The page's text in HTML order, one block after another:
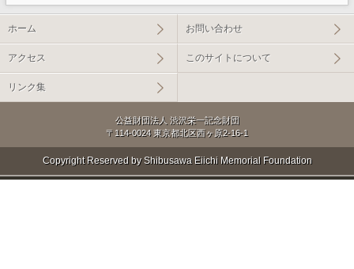
ホーム お問い合わせ
アクセス このサイトについて
リンク集
公益財団法人 渋沢栄一記念財団
〒114-0024 東京都北区西ヶ原2-16-1
Copyright Reserved by Shibusawa Eiichi Memorial Foundation